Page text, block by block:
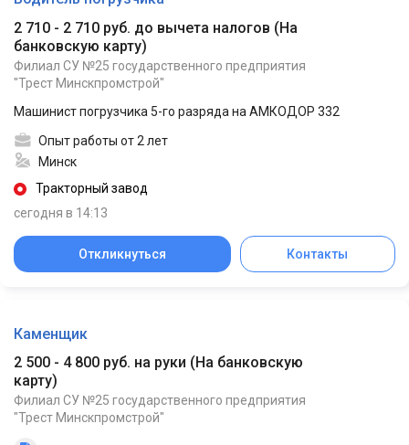
2 710 - 2 710 руб. до вычета налогов (На
банковскую карту)
Филиал СУ №25 государственного предприятия
"Трест Минскпромстрой"
Машинист погрузчика 5-го разряда на АМКОДОР 332
Опыт работы от 2 лет
Минск
Тракторный завод
сегодня в 14:13
Откликнуться Контакты
Каменщик
2 500 - 4 800 руб. на руки (На банковскую
карту)
Филиал СУ №25 государственного предприятия
"Трест Минскпромстрой"